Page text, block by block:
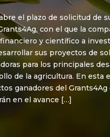
el plazo de solicitud de
con el que la
y científico a
sus proyectos de
para los principales
de la agricultura. En esta
ganadores del Grants4Ag
en el avance […]